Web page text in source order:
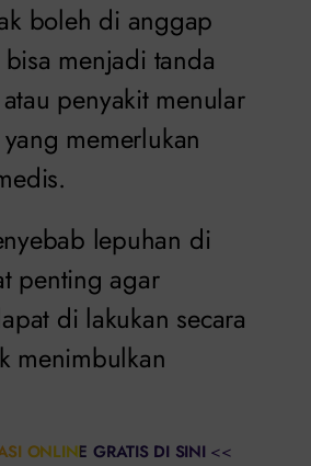
boleh di anggap
menjadi tanda
penyakit menular
memerlukan
lepuhan di
penting agar
di lakukan secara
menimbulkan
ONLINE GRATIS DI SINI <<